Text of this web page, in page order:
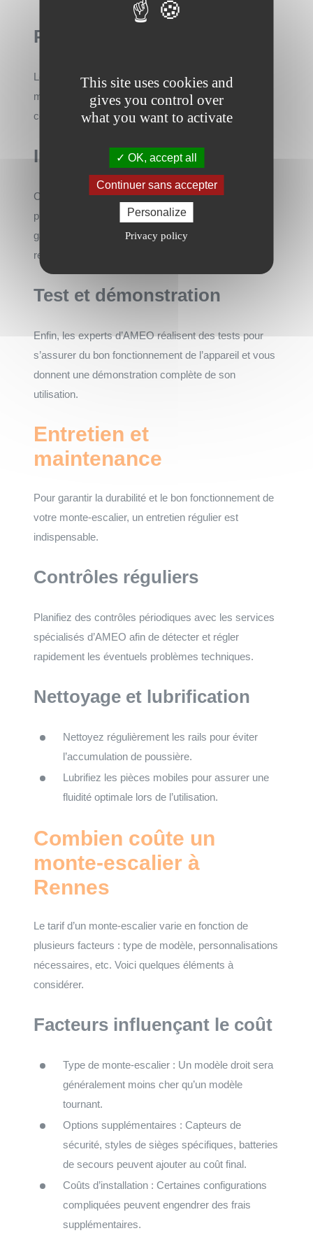
This site uses cookies and
gives you control over
what you want to activate
OK, accept all
Continuer sans accepter
Personalize
Privacy policy
Prise de mesures
Les techniciens d’AMEO viennent chez vous pour
mesurer précisément l’escalier et vérifier la
compatibilité du modèle choisi.
Installation proprement dite
Cette étape inclut la fixation des rails et la mise en
place de la chaise motorisée. Les professionnels
garantissent une installation sécurisée et
respectueuse de la structure de votre escalier.
Test et démonstration
Enfin, les experts d’AMEO réalisent des tests pour
s’assurer du bon fonctionnement de l’appareil et vous
donnent une démonstration complète de son
utilisation.
Entretien et
maintenance
Pour garantir la durabilité et le bon fonctionnement de
votre monte-escalier, un entretien régulier est
indispensable.
Contrôles réguliers
Planifiez des contrôles périodiques avec les services
spécialisés d’AMEO afin de détecter et régler
rapidement les éventuels problèmes techniques.
Nettoyage et lubrification
Nettoyez régulièrement les rails pour éviter
l’accumulation de poussière.
Lubrifiez les pièces mobiles pour assurer une
fluidité optimale lors de l’utilisation.
Combien coûte un
monte-escalier à
Rennes
Le tarif d’un monte-escalier varie en fonction de
plusieurs facteurs : type de modèle, personnalisations
nécessaires, etc. Voici quelques éléments à
considérer.
Facteurs influençant le coût
Type de monte-escalier : Un modèle droit sera
généralement moins cher qu’un modèle
tournant.
Options supplémentaires : Capteurs de
sécurité, styles de sièges spécifiques, batteries
de secours peuvent ajouter au coût final.
Coûts d’installation : Certaines configurations
compliquées peuvent engendrer des frais
supplémentaires.